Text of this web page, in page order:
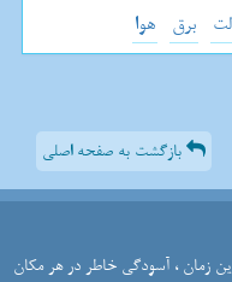
برق هوا
بازگشت به صفحه اصلی
زمان ، آسودگی خاطر در هر مکان